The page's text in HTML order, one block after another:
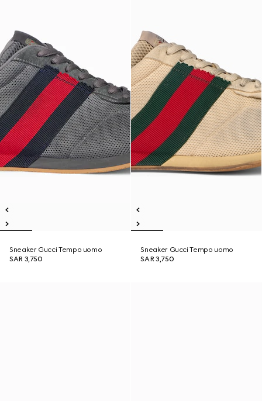
Sneaker Gucci Tempo uomo
SAR 3,750
Sneaker Gucci Tempo uomo
SAR 3,750